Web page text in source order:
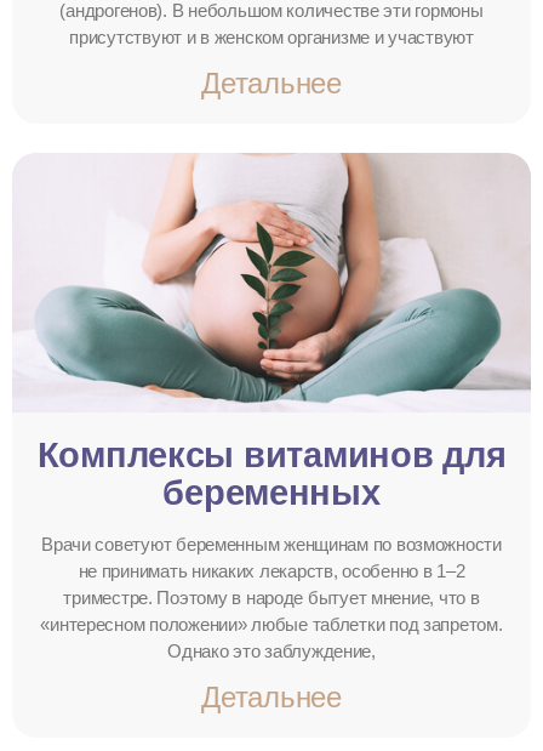
(андрогенов). В небольшом количестве эти гормоны
присутствуют и в женском организме и участвуют
Детальнее
Комплексы витаминов для
беременных
Врачи советуют беременным женщинам по возможности
не принимать никаких лекарств, особенно в 1–2
триместре. Поэтому в народе бытует мнение, что в
«интересном положении» любые таблетки под запретом.
Однако это заблуждение,
Детальнее